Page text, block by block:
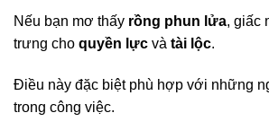
Nếu bạn mơ thấy rồng phun lửa, giấc
trưng cho quyền lực và tài lộc.
Điều này đặc biệt phù hợp với những
trong công việc.